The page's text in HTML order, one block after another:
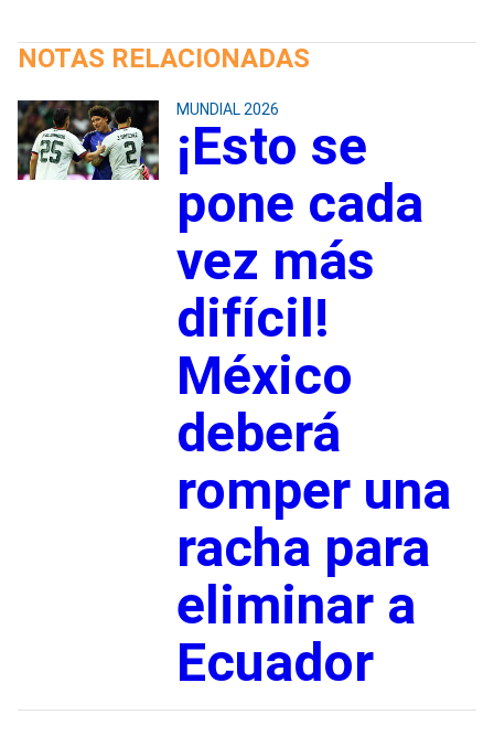
NOTAS RELACIONADAS
MUNDIAL 2026
¡Esto se
pone cada
vez más
difícil!
México
deberá
romper una
racha para
eliminar a
Ecuador